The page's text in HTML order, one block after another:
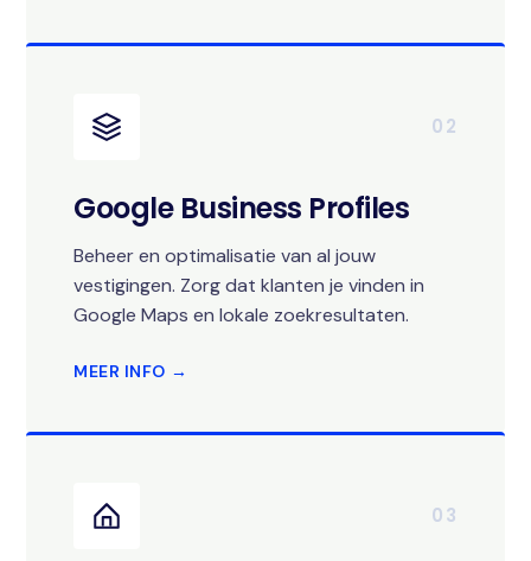
02
Google Business Profiles
Beheer en optimalisatie van al jouw
vestigingen. Zorg dat klanten je vinden in
Google Maps en lokale zoekresultaten.
MEER INFO →
03